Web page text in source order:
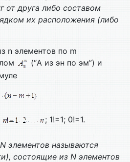
от друга либо составом
их расположения (либо
n элементов по m
(“A из эн по эм”) и
; 1!=1; 0!=1.
N элементов называются
состоящие из N элементов